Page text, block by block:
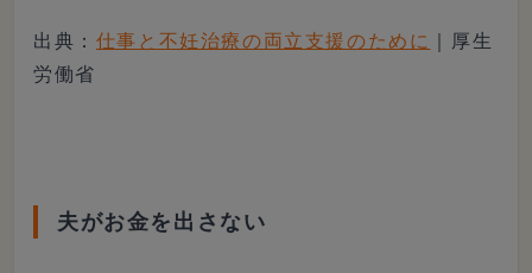
出典： 仕事と不妊治療の両立支援のために
｜厚生
労働省
夫がお金を出さない